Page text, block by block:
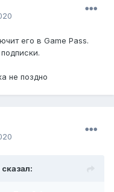
его в Game Pass.
не поздно